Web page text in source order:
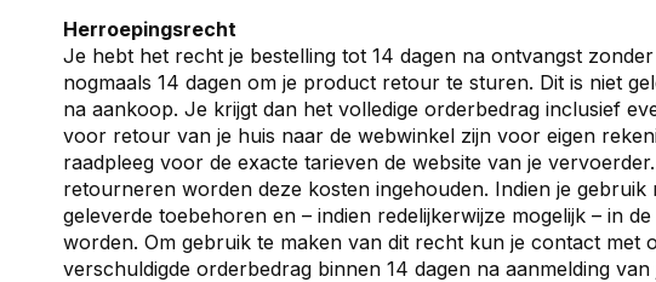
Herroepingsrecht
Je hebt het recht je bestelling tot 14 dagen na ontvangst
nogmaals 14 dagen om je product retour te sturen. Dit is niet
na aankoop. Je krijgt dan het volledige orderbedrag inclusief
voor retour van je huis naar de webwinkel zijn voor eigen
raadpleeg voor de exacte tarieven de website van je
retourneren worden deze kosten ingehouden. Indien je
geleverde toebehoren en – indien redelijkerwijze mogelijk – in
worden. Om gebruik te maken van dit recht kun je contact met
verschuldigde orderbedrag binnen 14 dagen na aanmelding